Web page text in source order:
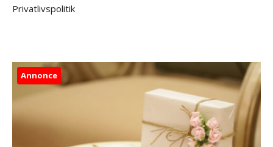
Privatlivspolitik
Annonce